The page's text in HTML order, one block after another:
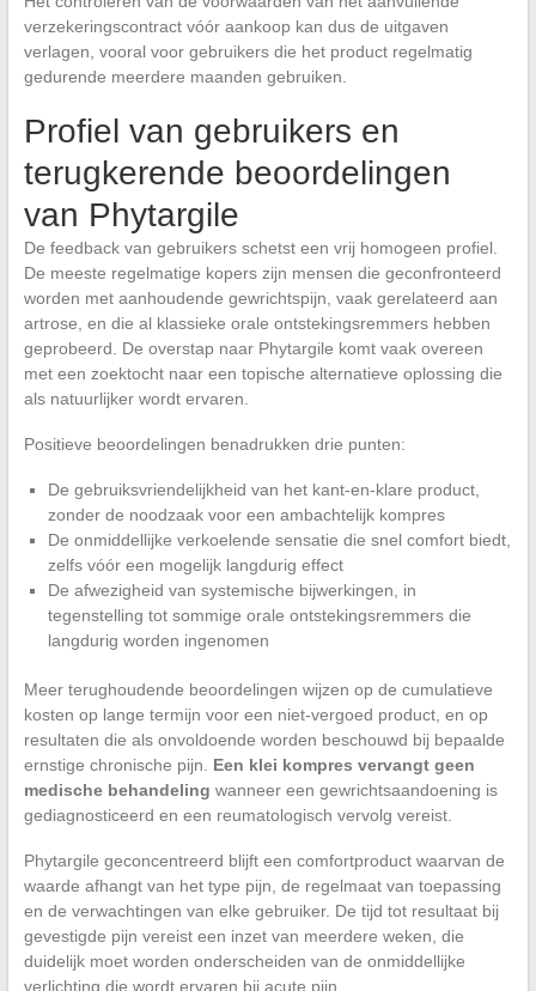
verzekeringscontract vóór aankoop kan dus de uitgaven
verlagen, vooral voor gebruikers die het product regelmatig
gedurende meerdere maanden gebruiken.
Profiel van gebruikers en
terugkerende beoordelingen
van Phytargile
De feedback van gebruikers schetst een vrij homogeen profiel.
De meeste regelmatige kopers zijn mensen die geconfronteerd
worden met aanhoudende gewrichtspijn, vaak gerelateerd aan
artrose, en die al klassieke orale ontstekingsremmers hebben
geprobeerd. De overstap naar Phytargile komt vaak overeen
met een zoektocht naar een topische alternatieve oplossing die
als natuurlijker wordt ervaren.
Positieve beoordelingen benadrukken drie punten:
De gebruiksvriendelijkheid van het kant-en-klare product,
zonder de noodzaak voor een ambachtelijk kompres
De onmiddellijke verkoelende sensatie die snel comfort biedt,
zelfs vóór een mogelijk langdurig effect
De afwezigheid van systemische bijwerkingen, in
tegenstelling tot sommige orale ontstekingsremmers die
langdurig worden ingenomen
Meer terughoudende beoordelingen wijzen op de cumulatieve
kosten op lange termijn voor een niet-vergoed product, en op
resultaten die als onvoldoende worden beschouwd bij bepaalde
ernstige chronische pijn. Een klei kompres vervangt geen
medische behandeling wanneer een gewrichtsaandoening is
gediagnosticeerd en een reumatologisch vervolg vereist.
Phytargile geconcentreerd blijft een comfortproduct waarvan de
waarde afhangt van het type pijn, de regelmaat van toepassing
en de verwachtingen van elke gebruiker. De tijd tot resultaat bij
gevestigde pijn vereist een inzet van meerdere weken, die
duidelijk moet worden onderscheiden van de onmiddellijke
verlichting die wordt ervaren bij acute pijn.